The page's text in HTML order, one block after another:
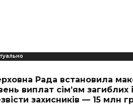
Рада встановила
виплат сім’ям загиблих
захисників — 15 млн